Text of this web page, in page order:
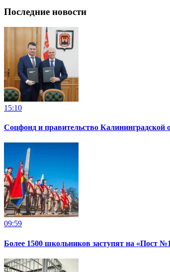
Последние новости
15:10
Соцфонд и правительство Калининградской
09:59
Более 1500 школьников заступят на «Пост